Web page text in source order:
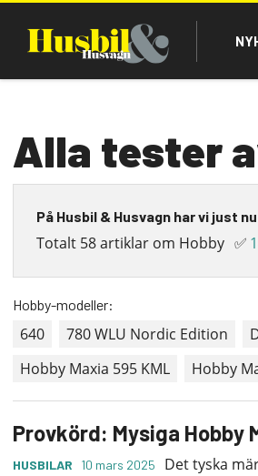
huvudinnehåll
Alla tester
På Husbil & Husvagn har vi just
Totalt 58 artiklar om Hobby ✅
Hobby-modeller:
640 780 WLU Nordic Edition
Hobby Maxia 595 KML
Hobby
Provkörd: Mysiga Hobby
HUSBILAR 10 mars 2025
Det tyska